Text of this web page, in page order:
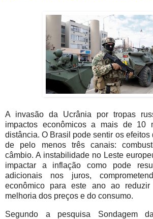
A invasão da Ucrânia por tropas
impactos econômicos a mais de 10
distância. O Brasil pode sentir os efeitos
de pelo menos três canais:
câmbio. A instabilidade no Leste
impactar a inflação como pode
adicionais nos juros,
econômico para este ano ao
melhoria dos preços e do consumo.
Segundo a pesquisa Sondagem